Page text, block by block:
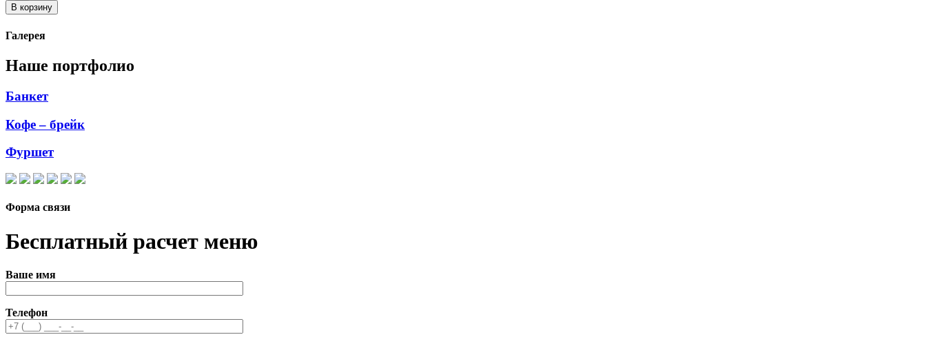
В корзину
Галерея
Наше портфолио
Банкет
Кофе – брейк
Фуршет
Форма связи
Бесплатный расчет меню
Ваше имя
Телефон